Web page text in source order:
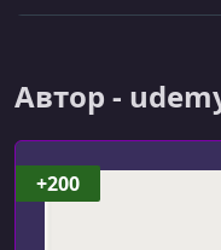
УРОК 7.
Download and install
УРОК 8.
Автор -
+200